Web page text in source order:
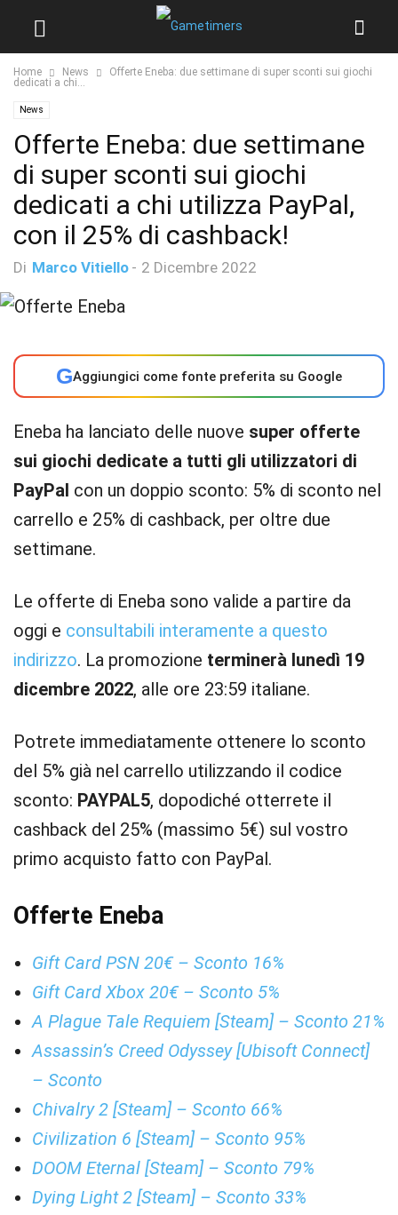
Home News
Offerte Eneba: due settimane di super sconti sui giochi
dedicati a chi...
News
Offerte Eneba: due settimane
di super sconti sui giochi
dedicati a chi utilizza PayPal,
con il 25% di cashback!
Di Marco Vitiello - 2 Dicembre 2022
GAggiungici come fonte preferita su Google
Eneba ha lanciato delle nuove super offerte
sui giochi dedicate a tutti gli utilizzatori di
PayPal con un doppio sconto: 5% di sconto nel
carrello e 25% di cashback, per oltre due
settimane.
Le offerte di Eneba sono valide a partire da
oggi e consultabili interamente a questo
indirizzo. La promozione terminerà lunedì 19
dicembre 2022, alle ore 23:59 italiane.
Potrete immediatamente ottenere lo sconto
del 5% già nel carrello utilizzando il codice
sconto: PAYPAL5, dopodiché otterrete il
cashback del 25% (massimo 5€) sul vostro
primo acquisto fatto con PayPal.
Offerte Eneba
Gift Card PSN 20€ – Sconto 16%
Gift Card Xbox 20€ – Sconto 5%
A Plague Tale Requiem [Steam] – Sconto 21%
Assassin’s Creed Odyssey [Ubisoft Connect]
– Sconto
Chivalry 2 [Steam] – Sconto 66%
Civilization 6 [Steam] – Sconto 95%
DOOM Eternal [Steam] – Sconto 79%
Dying Light 2 [Steam] – Sconto 33%